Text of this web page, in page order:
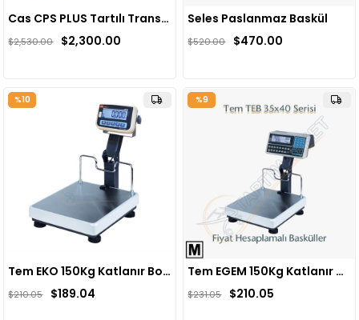
Cas CPS PLUS Tartılı Transpalet
$2,300.00
$2,530.00
Seles Paslanmaz Baskül
$470.00
$520.00
Tem EKO 150Kg Katlanır Boyunlu Tartım Baskülü
$189.04
$210.05
%10
Tem EGEM 150Kg Katlanır Boyunlu Fiyat Hesaplamalı Baskül
$210.05
$231.05
%9